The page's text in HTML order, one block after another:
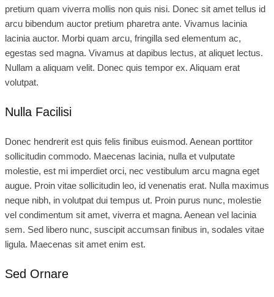
pretium quam viverra mollis non quis nisi. Donec sit amet tellus id
arcu bibendum auctor pretium pharetra ante. Vivamus lacinia
lacinia auctor. Morbi quam arcu, fringilla sed elementum ac,
egestas sed magna. Vivamus at dapibus lectus, at aliquet lectus.
Nullam a aliquam velit. Donec quis tempor ex. Aliquam erat
volutpat.
Nulla Facilisi
Donec hendrerit est quis felis finibus euismod. Aenean porttitor
sollicitudin commodo. Maecenas lacinia, nulla et vulputate
molestie, est mi imperdiet orci, nec vestibulum arcu magna eget
augue. Proin vitae sollicitudin leo, id venenatis erat. Nulla maximus
neque nibh, in volutpat dui tempus ut. Proin purus nunc, molestie
vel condimentum sit amet, viverra et magna. Aenean vel lacinia
sem. Sed libero nunc, suscipit accumsan finibus in, sodales vitae
ligula. Maecenas sit amet enim est.
Sed Ornare